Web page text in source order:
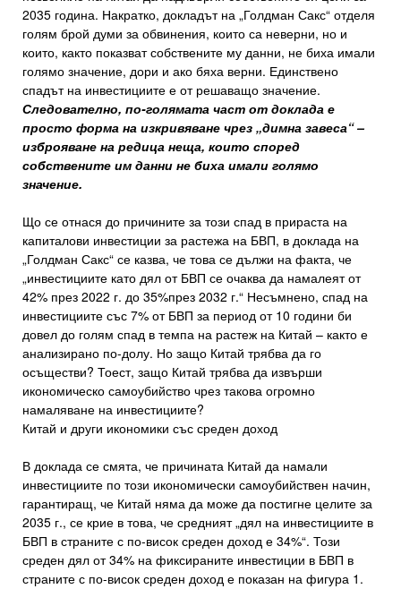
2035 година. Накратко, докладът на „Голдман Сакс“ отделя
голям брой думи за обвинения, които са неверни, но и
които, както показват собствените му данни, не биха имали
голямо значение, дори и ако бяха верни. Единствено
спадът на инвестициите е от решаващо значение.
Следователно, по-голямата част от доклада е
просто форма на изкривяване чрез „димна завеса“ –
изброяване на редица неща, които според
собствените им данни не биха имали голямо
значение.
Що се отнася до причините за този спад в прираста на
капиталови инвестиции за растежа на БВП, в доклада на
„Голдман Сакс“ се казва, че това се дължи на факта, че
„инвестициите като дял от БВП се очаква да намалеят от
42% през 2022 г. до 35%през 2032 г.“ Несъмнено, спад на
инвестициите със 7% от БВП за период от 10 години би
довел до голям спад в темпа на растеж на Китай – както е
анализирано по-долу. Но защо Китай трябва да го
осъществи? Тоест, защо Китай трябва да извърши
икономическо самоубийство чрез такова огромно
намаляване на инвестициите?
Китай и други икономики със среден доход
В доклада се смята, че причината Китай да намали
инвестициите по този икономически самоубийствен начин,
гарантиращ, че Китай няма да може да постигне целите за
2035 г., се крие в това, че средният „дял на инвестициите в
БВП в страните с по-висок среден доход е 34%“. Този
среден дял от 34% на фиксираните инвестиции в БВП в
страните с по-висок среден доход е показан на фигура 1.